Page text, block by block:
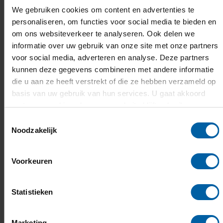
We gebruiken cookies om content en advertenties te
personaliseren, om functies voor social media te bieden en
om ons websiteverkeer te analyseren. Ook delen we
informatie over uw gebruik van onze site met onze partners
voor social media, adverteren en analyse. Deze partners
kunnen deze gegevens combineren met andere informatie
die u aan ze heeft verstrekt of die ze hebben verzameld op
basis van uw gebruik van hun services. U gaat akkoord
met onze cookies als u onze website blijft gebruiken.
Noodzakelijk
Voorkeuren
Statistieken
Meld je je op tijd aan en rond je de
studiekeuzeactiviteit af? Dan kun je – als je
toelaatbaar bent – gewoon starten.
Na 1 mei aanmelden
Later aanmelden kan vaak nog. We kijken graag
met je mee. Houd er wel rekening mee dat het
studieadvies zwaarder kan meewegen (het kan
bindend zijn) en dat sommige stappen sneller
moeten worden doorlopen.
Upload je documenten en regel je de betaling van
op tijd aan, aanvragen + activeren kost een paar